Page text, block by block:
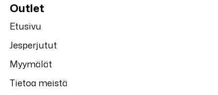
Outlet
Etusivu
Jesperjutut
Myymälät
Tietoa meistä